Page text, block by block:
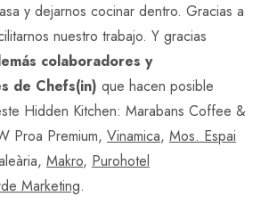
y dejarnos cocinar dentro. Gracias a
nuestro trabajo. Y gracias
colaboradores y
de Chefs(in) que hacen posible
Hidden Kitchen: Marabans Coffee &
Proa Premium, Vinamica, Mos. Espai
Makro, Purohotel
Marketing.